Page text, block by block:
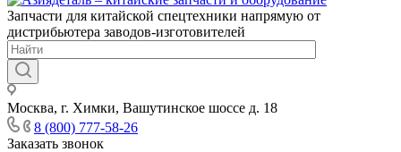
Запчасти для китайской спецтехники напрямую от
дистрибьютера заводов-изготовителей
Москва, г. Химки, Вашутинское шоссе д. 18
8 (800) 777-58-26
Заказать звонок